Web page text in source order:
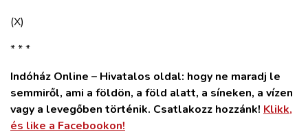
(X)
* * *
Indóház Online – Hivatalos oldal: hogy ne maradj le
semmiről, ami a földön, a föld alatt, a síneken, a vízen
vagy a levegőben történik. Csatlakozz hozzánk! Klikk,
és like a Facebookon!